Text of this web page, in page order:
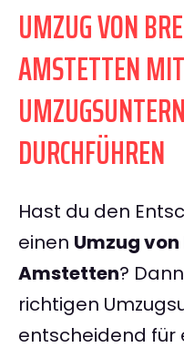
UMZUG VON
AMSTETTEN
DURCHFÜHREN
Hast du den
einen Umzug
Amstetten?
richtigen
entscheidend für